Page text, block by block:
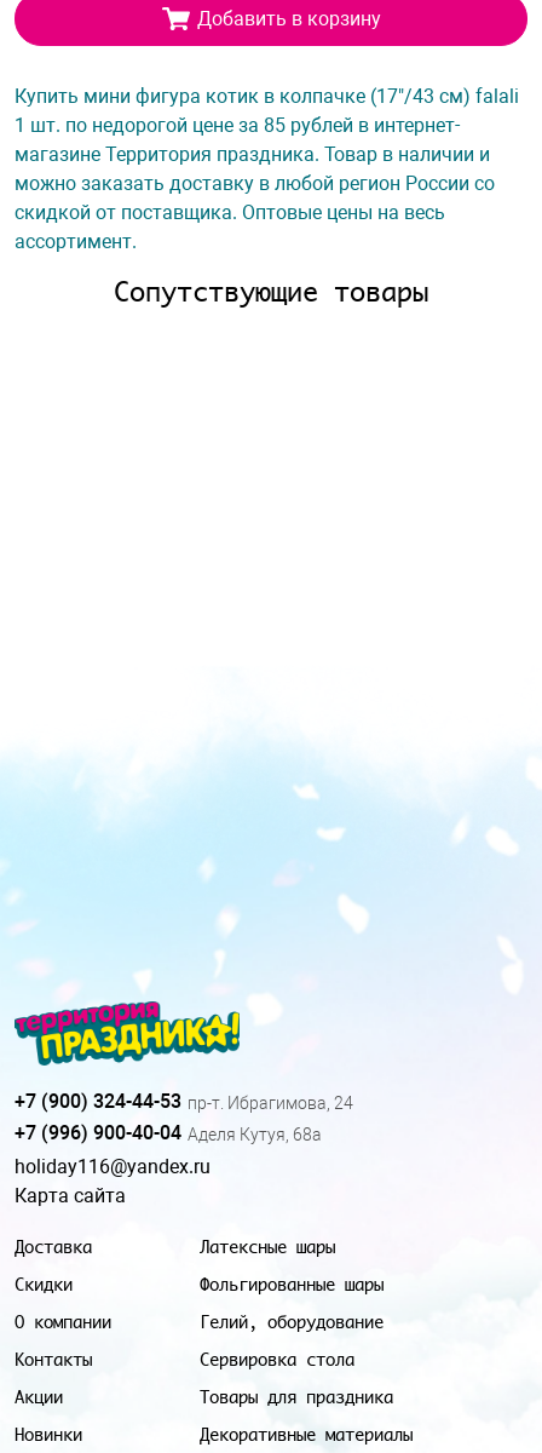
Добавить в корзину
Купить мини фигура котик в колпачке (17"/43 см) falali
1 шт. по недорогой цене за 85 рублей в интернет-
магазине Территория праздника. Товар в наличии и
можно заказать доставку в любой регион России со
скидкой от поставщика. Оптовые цены на весь
ассортимент.
Сопутствующие товары
Доставка
Скидки
О компании
Контакты
Акции
Новинки
Латексные шары
Фольгированные шары
Гелий, оборудование
Сервировка стола
Товары для праздника
Декоративные материалы
+7 (900) 324-44-53 пр-т. Ибрагимова, 24
+7 (996) 900-40-04 Аделя Кутуя, 68а
holiday116@yandex.ru
Карта сайта